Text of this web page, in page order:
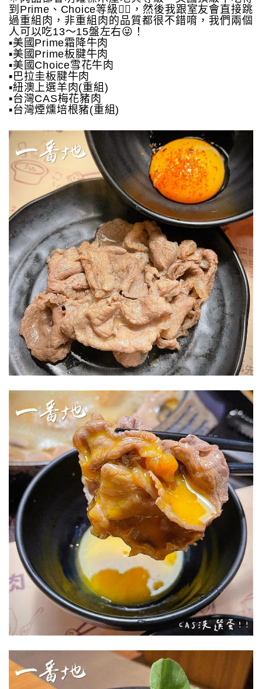
到Prime、Choice等級👍🏻，然後我跟室友會直接跳
過重組肉，非重組肉的品質都很不錯唷，我們兩個
人可以吃13～15盤左右😜！
▪️美國Prime霜降牛肉
▪️美國Prime板腱牛肉
▪️美國Choice雪花牛肉
▪️巴拉圭板腱牛肉
▪️紐澳上選羊肉(重組)
▪️台灣CAS梅花豬肉
▪️台灣煙燻培根豬(重組)